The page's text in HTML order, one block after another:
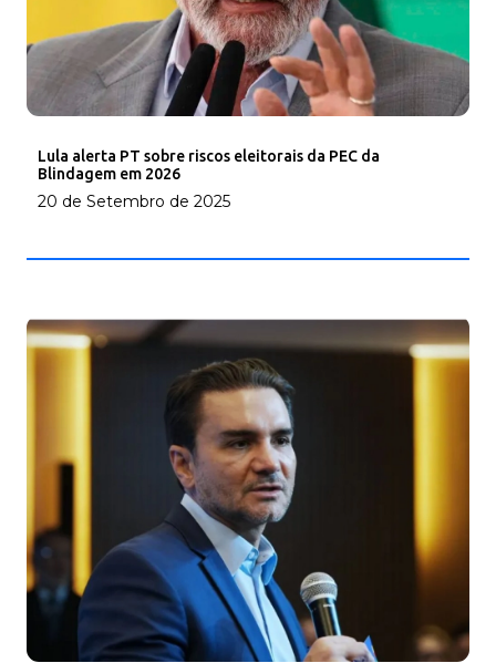
Lula alerta PT sobre riscos eleitorais da PEC da
Blindagem em 2026
20 de Setembro de 2025